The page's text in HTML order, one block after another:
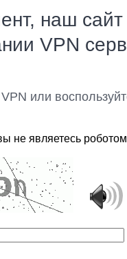
наш сайт
VPN
или
не являетесь роботом